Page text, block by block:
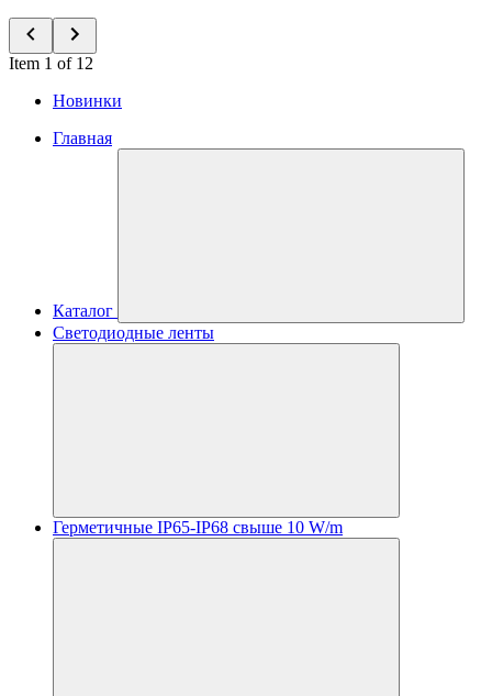
Item 1 of 12
Новинки
Главная
Каталог
Светодиодные ленты
Герметичные IP65-IP68 свыше 10 W/m